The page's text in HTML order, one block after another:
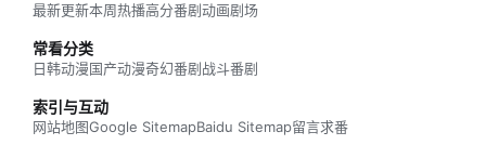
最新更新本周热播高分番剧动画剧场
常看分类
日韩动漫国产动漫奇幻番剧战斗番剧
索引与互动
网站地图Google SitemapBaidu Sitemap留言求番